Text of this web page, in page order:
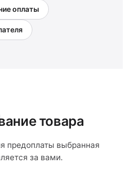
оплаты
товара
предоплаты выбранная
за вами.